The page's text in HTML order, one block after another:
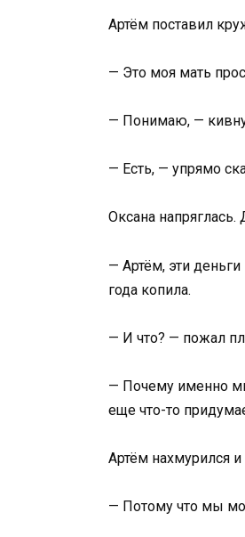
Артём поставил
— Это моя мать
— Понимаю, —
— Есть, — упрямо
Оксана
— Артём, эти
года копила.
— И что? — пожал
— Почему именно
еще что-то
Артём нахмурился
— Потому что мы